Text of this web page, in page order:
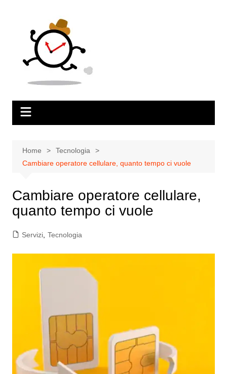
contenuto
Home
Tecnologia
Cambiare operatore cellulare, quanto tempo ci vuole
Cambiare operatore cellulare,
quanto tempo ci vuole
Servizi, Tecnologia